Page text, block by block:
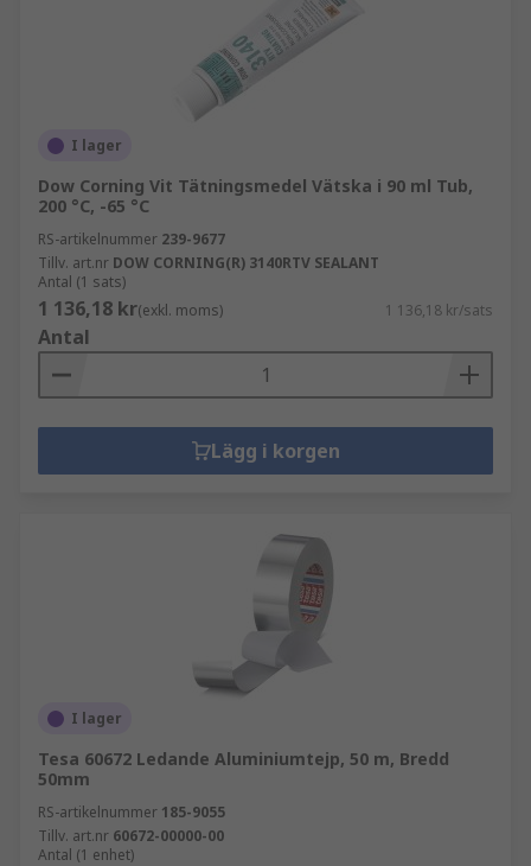
I lager
Dow Corning Vit Tätningsmedel Vätska i 90 ml Tub,
200 °C, -65 °C
RS-artikelnummer 239-9677
Tillv. art.nr DOW CORNING(R) 3140RTV SEALANT
Antal (1 sats)
1 136,18 kr(exkl. moms) 1 136,18 kr/sats
Antal
Lägg i korgen
I lager
Tesa 60672 Ledande Aluminiumtejp, 50 m, Bredd
50mm
RS-artikelnummer 185-9055
Tillv. art.nr 60672-00000-00
Antal (1 enhet)